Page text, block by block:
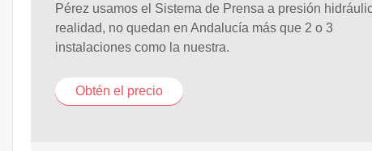
Pérez usamos el Sistema de Prensa a presión
realidad, no quedan en Andalucía más que 2 o 3
instalaciones como la nuestra.
Obtén el precio